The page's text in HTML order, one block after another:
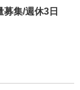
集/週休3日